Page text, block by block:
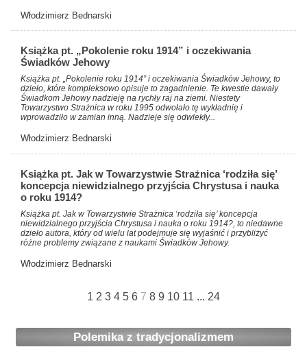
Polemika z tradycjonalizmem
Włodzimierz Bednarski
Książka pt. „Pokolenie roku 1914” i oczekiwania
Świadków Jehowy
Książka pt. „Pokolenie roku 1914” i oczekiwania Świadków Jehowy, to
dzieło, które kompleksowo opisuje to zagadnienie. Te kwestie dawały
Świadkom Jehowy nadzieję na rychły raj na ziemi. Niestety
Towarzystwo Strażnica w roku 1995 odwołało tę wykładnię i
wprowadziło w zamian inną. Nadzieje się odwlekły...
Włodzimierz Bednarski
Książka pt. Jak w Towarzystwie Strażnica ‘rodziła się’
koncepcja niewidzialnego przyjścia Chrystusa i nauka
o roku 1914?
Książka pt. Jak w Towarzystwie Strażnica ‘rodziła się’ koncepcja
niewidzialnego przyjścia Chrystusa i nauka o roku 1914?, to niedawne
dzieło autora, który od wielu lat podejmuje się wyjaśnić i przybliżyć
różne problemy związane z naukami Świadków Jehowy.
Włodzimierz Bednarski
1 2 3 4 5 6 7 8 9 10 11 ... 24